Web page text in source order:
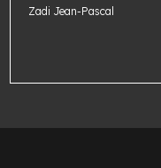
Zadi Jean-Pascal